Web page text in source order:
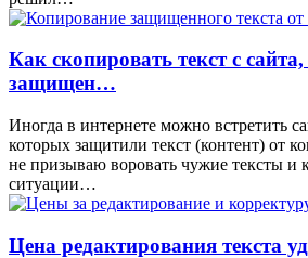
Как скопировать текст с
защищен…
Иногда в интернете можно встретить
которых защитили текст (контент) от
не призываю воровать чужие тексты и
ситуации…
Цена редактирования текста